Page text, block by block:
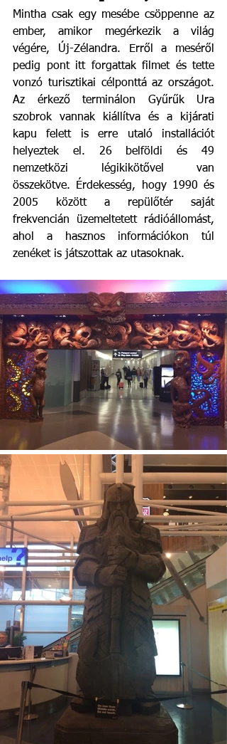
Mintha csak egy mesébe csöppenne az
ember, amikor megérkezik a világ
végére, Új-Zélandra. Erről a meséről
pedig pont itt forgattak filmet és tette
vonzó turisztikai célponttá az országot.
Az érkező terminálon Gyűrűk Ura
szobrok vannak kiállítva és a kijárati
kapu felett is erre utaló installációt
helyeztek el. 26 belföldi és 49
nemzetközi légikikötővel van
összekötve. Érdekesség, hogy 1990 és
2005 között a repülőtér saját
frekvencián üzemeltetett rádióállomást,
ahol a hasznos információkon túl
zenéket is játszottak az utasoknak.